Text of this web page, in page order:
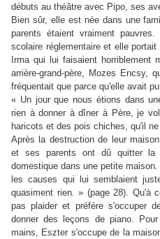
débuts au théâtre avec Pipo, ses
Bien sûr, elle est née dans une
parents étaient vraiment
scolaire réglementaire et elle
Irma qui lui faisaient horriblement
arrière-grand-père, Mozes Encsy,
fréquentait que parce qu'elle avait
« Un jour que nous étions dans
rien à donner à dîner à Père, je
haricots et des pois chiches, qu'il
Après la destruction de leur
et ses parents ont dû quitter la
domestique dans une petite
les causes qui lui semblaient
quasiment rien. » (page 28). Qu'à
pas plaider et préfère s'occuper
donner des leçons de piano.
mains, Eszter s'occupe de la